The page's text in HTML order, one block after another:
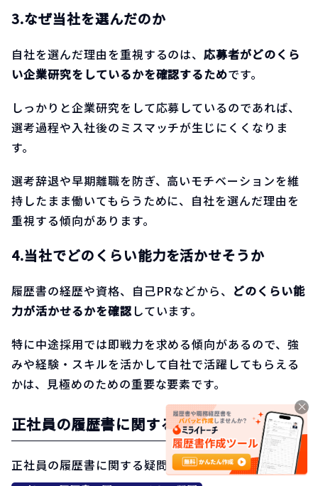
3.なぜ当社を選んだのか
自社を選んだ理由を重視するのは、応募者がどのくら
い企業研究をしているかを確認するためです。
しっかりと企業研究をして応募しているのであれば、
選考過程や入社後のミスマッチが生じにくくなりま
す。
選考辞退や早期離職を防ぎ、高いモチベーションを維
持したまま働いてもらうために、自社を選んだ理由を
重視する傾向があります。
4.当社でどのくらい能力を活かせそうか
履歴書の経歴や資格、自己PRなどから、 どのくらい能
力が活かせるかを確認しています。
特に中途採用では即戦力を求める傾向があるので、強
みや経験・スキルを活かして自社で活躍してもらえる
かは、見極めのための重要な要素です。
正社員の履歴書に関するよくある質問４つ
正社員の履歴書に関する疑問にお答えします。